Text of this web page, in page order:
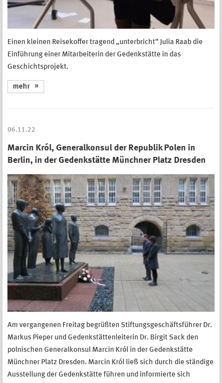
Einen kleinen Reisekoffer tragend „unterbricht“ Julia Raab die
Einführung einer Mitarbeiterin der Gedenkstätte in das
Geschichtsprojekt.
mehr
06.11.22
Marcin Król, Generalkonsul der Republik Polen in
Berlin, in der Gedenkstätte Münchner Platz Dresden
Am vergangenen Freitag begrüßten Stiftungsgeschäftsführer Dr.
Markus Pieper und Gedenkstättenleiterin Dr. Birgit Sack den
polnischen Generalkonsul Marcin Król in der Gedenkstätte
Münchner Platz Dresden. Marcin Król ließ sich durch die ständige
Ausstellung der Gedenkstätte führen und informierte sich